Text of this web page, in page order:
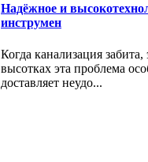
Надёжное и
инструмен
Когда канализация
высотках эта проблема
доставляет неудо...